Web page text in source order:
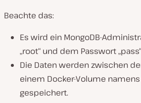
Beachte das:
Es wird ein MongoDB-
„root“ und dem Passwort
Die Daten werden zwischen
einem Docker-Volume
gespeichert.